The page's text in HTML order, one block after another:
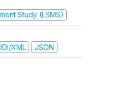
Study (LSMS)
XML JSON